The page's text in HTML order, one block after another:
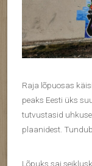
Raja lõpuosas
peaks Eesti üks
tutvustasid
plaanidest.
Lõpuks sai